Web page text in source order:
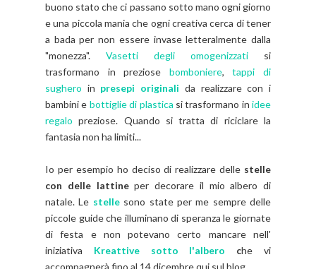
buono stato che ci passano sotto mano ogni giorno
e una piccola mania che ogni creativa cerca di tener
a bada per non essere invase letteralmente dalla
"monezza". Vasetti degli omogenizzati si
trasformano in preziose bomboniere,tappi di
sughero in presepi originali da realizzare con i
bambini e bottiglie di plastica si trasformano in idee
regalo preziose. Quando si tratta di riciclare la
fantasia non ha limiti...
Io per esempio ho deciso di realizzare delle stelle
con delle lattineper decorare il mio albero di
natale. Le stellesono state per me sempre delle
piccole guide che illuminano di speranza le giornate
di festa e non potevano certo mancare nell'
iniziativa Kreattive sotto l'albero che vi